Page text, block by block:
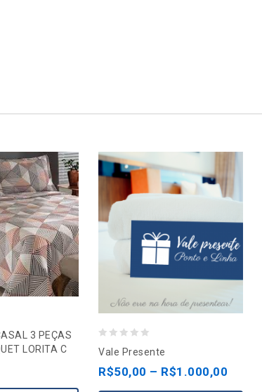
3 PEÇAS
LORITA C
Vale Presente
R$50,00 – R$1.000,00